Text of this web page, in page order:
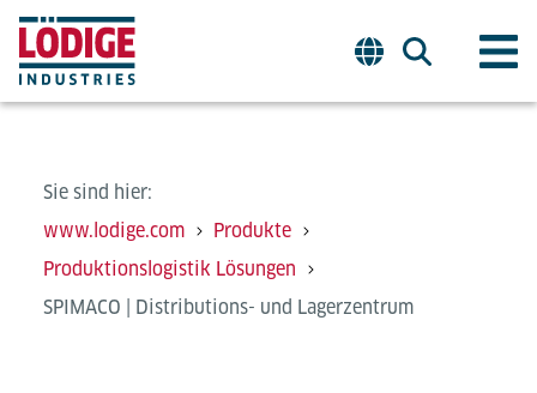
Sie sind hier:
www.lodige.com
Produkte
Produktionslogistik Lösungen
SPIMACO | Distributions- und Lagerzentrum